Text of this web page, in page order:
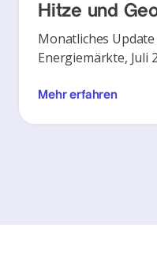
Hitze und
Monatliches
Energiemärkte, Juli
Mehr erfahren